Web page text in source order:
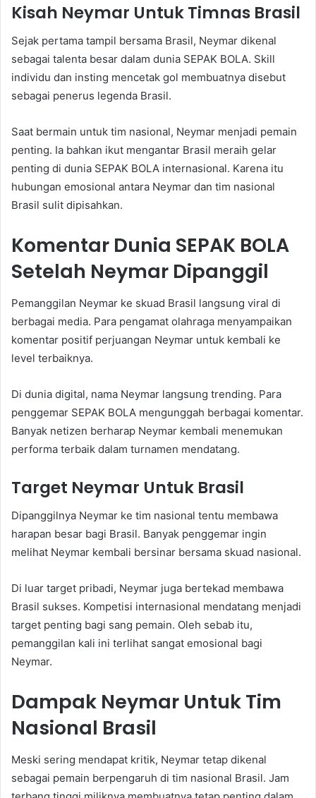
Kisah Neymar Untuk Timnas Brasil
Sejak pertama tampil bersama Brasil, Neymar dikenal
sebagai talenta besar dalam dunia SEPAK BOLA. Skill
individu dan insting mencetak gol membuatnya disebut
sebagai penerus legenda Brasil.
Saat bermain untuk tim nasional, Neymar menjadi pemain
penting. Ia bahkan ikut mengantar Brasil meraih gelar
penting di dunia SEPAK BOLA internasional. Karena itu
hubungan emosional antara Neymar dan tim nasional
Brasil sulit dipisahkan.
Komentar Dunia SEPAK BOLA
Setelah Neymar Dipanggil
Pemanggilan Neymar ke skuad Brasil langsung viral di
berbagai media. Para pengamat olahraga menyampaikan
komentar positif perjuangan Neymar untuk kembali ke
level terbaiknya.
Di dunia digital, nama Neymar langsung trending. Para
penggemar SEPAK BOLA mengunggah berbagai komentar.
Banyak netizen berharap Neymar kembali menemukan
performa terbaik dalam turnamen mendatang.
Target Neymar Untuk Brasil
Dipanggilnya Neymar ke tim nasional tentu membawa
harapan besar bagi Brasil. Banyak penggemar ingin
melihat Neymar kembali bersinar bersama skuad nasional.
Di luar target pribadi, Neymar juga bertekad membawa
Brasil sukses. Kompetisi internasional mendatang menjadi
target penting bagi sang pemain. Oleh sebab itu,
pemanggilan kali ini terlihat sangat emosional bagi
Neymar.
Dampak Neymar Untuk Tim
Nasional Brasil
Meski sering mendapat kritik, Neymar tetap dikenal
sebagai pemain berpengaruh di tim nasional Brasil. Jam